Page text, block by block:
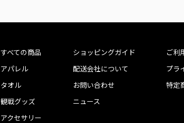
すべての商品
アパレル
タオル
観戦グッズ
アクセサリー
ショッピングガイド
配送会社について
お問い合わせ
ニュース
ご利
プラ
特定